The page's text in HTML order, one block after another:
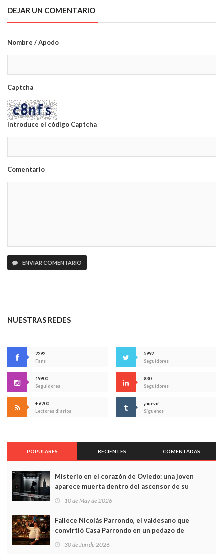
DEJAR UN COMENTARIO
Nombre / Apodo
Captcha
Introduce el código Captcha
Comentario
ENVIAR COMENTARIO
NUESTRAS REDES
2292
Fans
5992
Seguidores
19900
Seguidores
830
Seguidores
+ 6200
Lectores diarios
¡nuevo!
Síguenos
POPULARES RECIENTES COMENTADAS
Misterio en el corazón de Oviedo: una joven
aparece muerta dentro del ascensor de su
edificio y las cámaras captan sus últimos minutos
10 de May de 2026
Fallece Nicolás Parrondo, el valdesano que
convirtió Casa Parrondo en un pedazo de
Asturias en Madrid
30 de Jun de 2026